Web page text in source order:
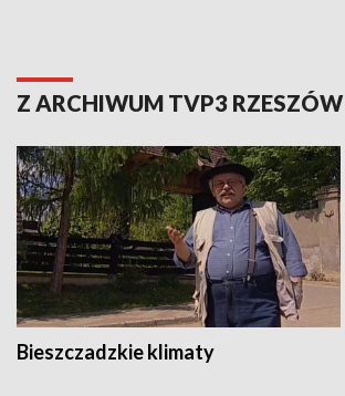
Z ARCHIWUM TVP3 RZESZÓW
Bieszczadzkie klimaty